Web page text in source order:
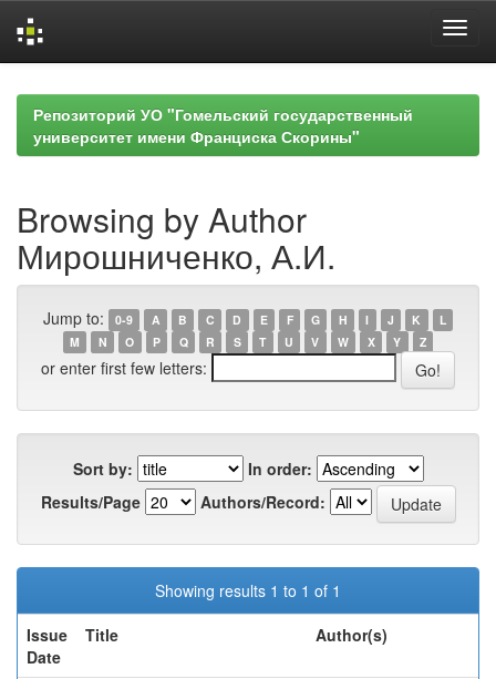
navigationРепозиторий УО "Гомельский государственный
университет имени Франциска Скорины"
Browsing by Author
Мирошниченко, А.И.
Jump to: 0-9 A B C D E F G H I J K
L
M
N O P Q R S T U V W X Y Z
or enter first few letters:
Sort by:
In order:
Results/Page
Authors/Record:
Showing results 1 to 1 of 1
Issue
Date
Title Author(s)